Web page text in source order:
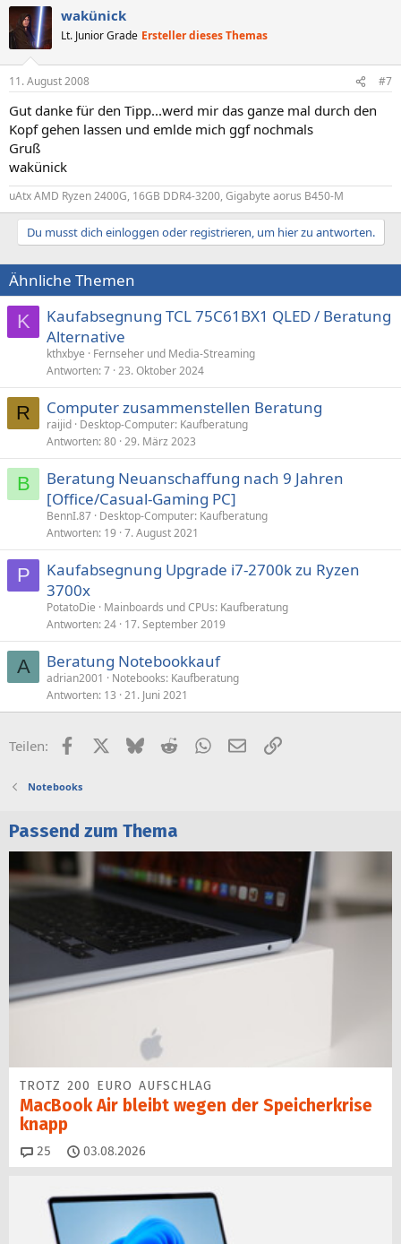
wakünick
Lt. Junior Grade Ersteller dieses Themas
11. August 2008 #7
Gut danke für den Tipp...werd mir das ganze mal durch den
Kopf gehen lassen und emlde mich ggf nochmals
Gruß
wakünick
uAtx AMD Ryzen 2400G, 16GB DDR4-3200, Gigabyte aorus B450-M
Du musst dich einloggen oder registrieren, um hier zu antworten.
Ähnliche Themen
K
Kaufabsegnung TCL 75C61BX1 QLED / Beratung
Alternative
kthxbye
Fernseher und Media-Streaming
Antworten 7 23. Oktober 2024
R Computer zusammenstellen Beratung
raijid Desktop-Computer: Kaufberatung
Antworten 80 29. März 2023
B
Beratung Neuanschaffung nach 9 Jahren
[Office/Casual-Gaming PC]
BennI.87 Desktop-Computer: Kaufberatung
Antworten 19 7. August 2021
P
Kaufabsegnung Upgrade i7-2700k zu Ryzen
3700x
PotatoDie
Mainboards und CPUs: Kaufberatung
Antworten 24 17. September 2019
A Beratung Notebookkauf
adrian2001
Notebooks: Kaufberatung
Antworten 13 21. Juni 2021
Teilen: FacebookX (Twitter)
BlueskyRedditWhatsApp
E-MailLink
Notebooks
Passend zum Thema
TROTZ 200 EURO AUFSCHLAG
MacBook Air bleibt wegen der Speicherkrise
knapp
25 Kommentare
03.08.2026